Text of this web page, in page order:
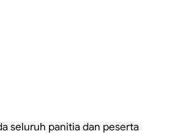
seluruh panitia dan peserta